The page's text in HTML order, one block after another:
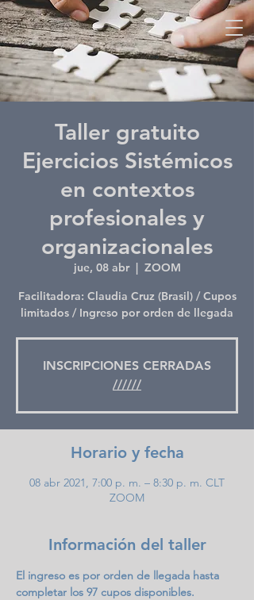
Taller gratuito
Ejercicios Sistémicos
en contextos
profesionales y
organizacionales
jue, 08 abr
  |
ZOOM
Facilitadora: Claudia Cruz (Brasil) / Cupos
limitados / Ingreso por orden de llegada
INSCRIPCIONES CERRADAS
//////
Horario y fecha
08 abr 2021, 7:00 p. m. – 8:30 p. m. CLT
ZOOM
Información del taller
El ingreso es por orden de llegada hasta
completar los 97 cupos disponibles.